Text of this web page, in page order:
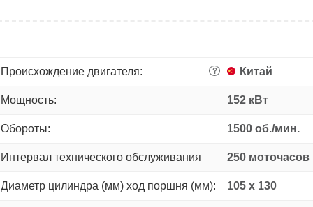
Происхождение двигателя: ? Китай
Мощность: 152 кВт
Обороты: 1500 об./мин.
Интервал технического обслуживания 250 моточасов
Диаметр цилиндра (мм) ход поршня (мм): 105 х 130